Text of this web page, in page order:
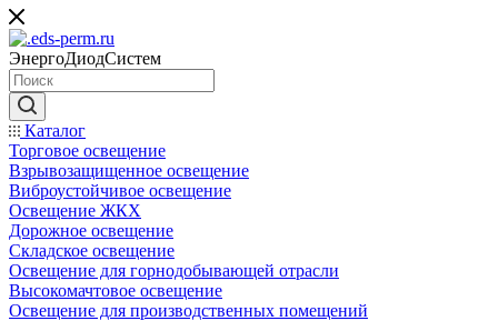
ЭнергоДиодСистем
Каталог
Торговое освещение
Взрывозащищенное освещение
Виброустойчивое освещение
Освещение ЖКХ
Дорожное освещение
Складское освещение
Освещение для горнодобывающей отрасли
Высокомачтовое освещение
Освещение для производственных помещений